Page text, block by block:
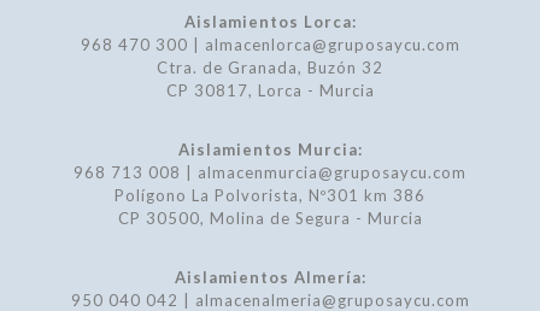
Aislamientos Lorca:
968 470 300 | almacenlorca@gruposaycu.com
Ctra. de Granada, Buzón 32
CP 30817, Lorca - Murcia
Aislamientos Murcia:
968 713 008 | almacenmurcia@gruposaycu.com
Polígono La Polvorista, Nº301 km 386
CP 30500, Molina de Segura - Murcia
Aislamientos Almería:
950 040 042 | almacenalmeria@gruposaycu.com